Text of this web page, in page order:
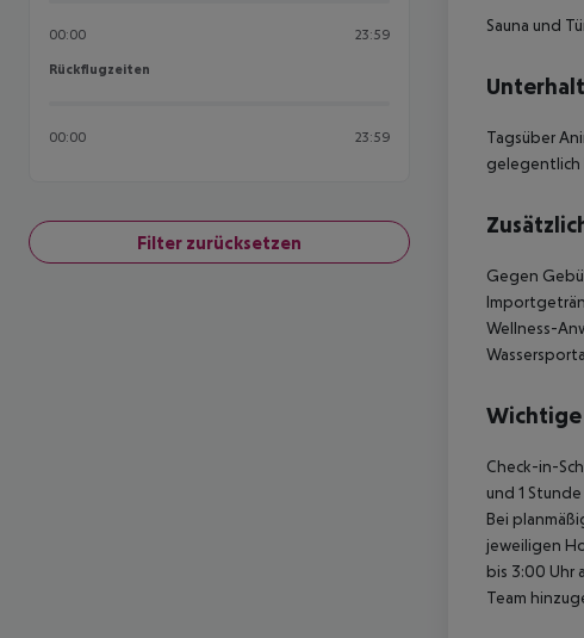
00:00 23:59
Rückflugzeiten
Rückflugzeiten
00:00 23:59
Filter zurücksetzen
Sauna und
Tagsüber
gelegentlich
Gegen
Wellness-
Check-in-
und 1
Bei
jeweiligen
bis 3:00 Uhr
Team